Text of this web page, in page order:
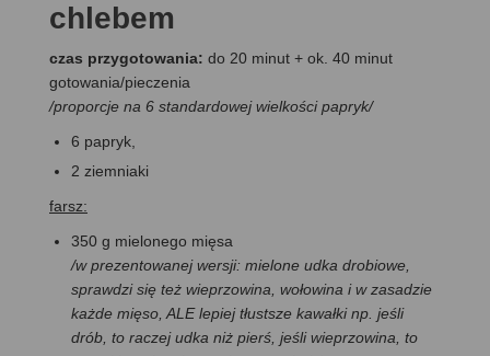
chlebem
czas przygotowania: do 20 minut + ok. 40 minut
gotowania/pieczenia
/proporcje na 6 standardowej wielkości papryk/
6 papryk,
2 ziemniaki
farsz:
350 g mielonego mięsa
/w prezentowanej wersji: mielone udka drobiowe,
sprawdzi się też wieprzowina, wołowina i w zasadzie
każde mięso, ALE lepiej tłustsze kawałki np. jeśli
drób, to raczej udka niż pierś, jeśli wieprzowina, to